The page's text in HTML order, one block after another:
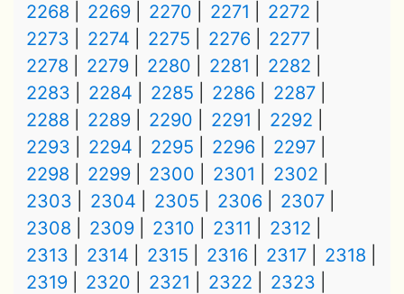
2268
2269 2270 2271
2272
2273
2274 2275 2276
2277
2278
2279 2280 2281
2282
2283
2284 2285 2286
2287
2288
2289 2290 2291
2292
2293
2294 2295 2296
2297
2298
2299 2300 2301
2302
2303
2304 2305 2306
2307
2308
2309 2310 2311
2312
2313
2314 2315 2316 2317
2318
2319
2320 2321 2322
2323